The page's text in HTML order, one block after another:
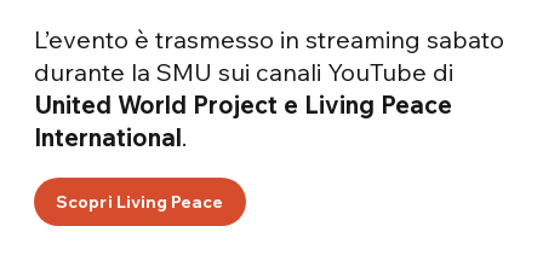
L’evento è trasmesso in streaming sabato
durante la SMU sui canali YouTube di
United World Project e Living Peace
International.
Scopri Living Peace